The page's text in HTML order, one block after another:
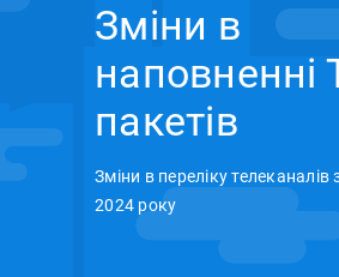
Зміни в
наповненні
пакетів
Зміни в переліку телеканалів
2024 року